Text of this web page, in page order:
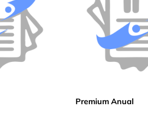
Premium Anual